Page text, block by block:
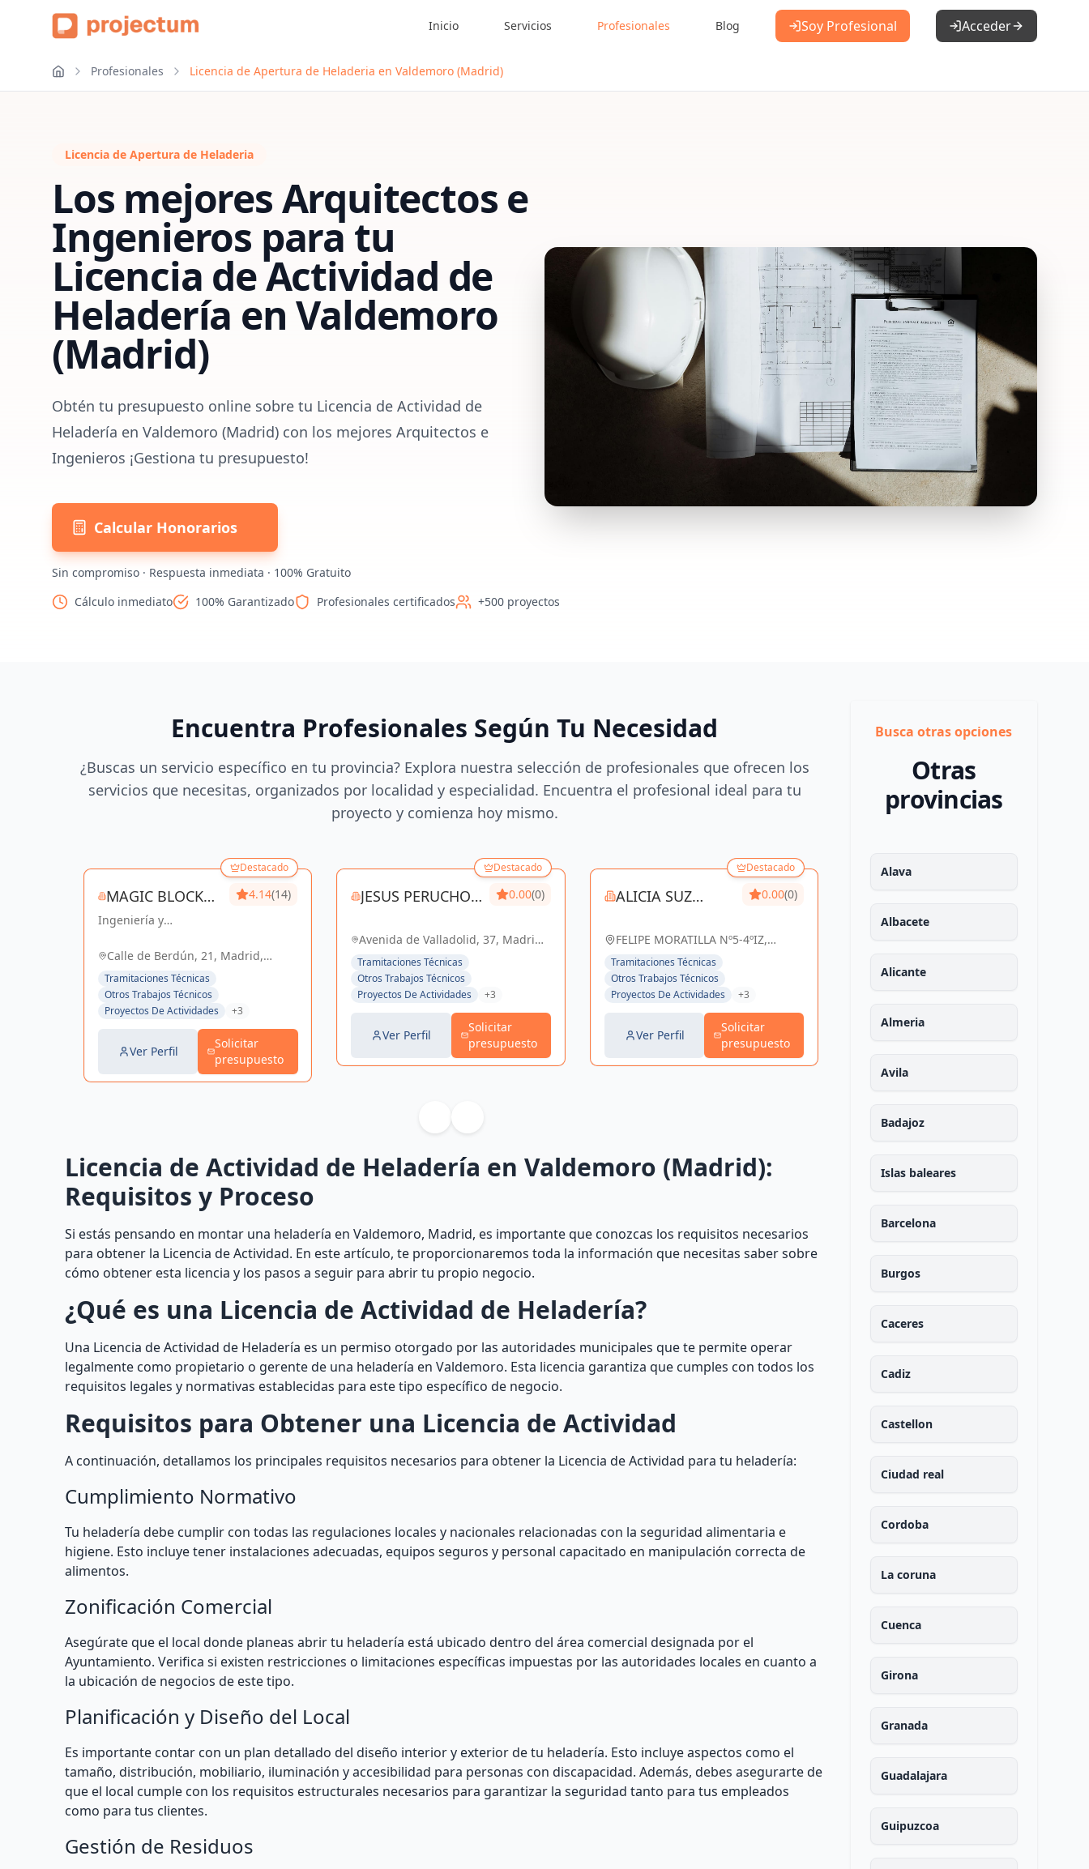
Inicio Servicios Profesionales Blog Soy Profesional Acceder
Profesionales Licencia de Apertura de Heladeria en Valdemoro (Madrid)
Licencia de Apertura de Heladeria
Los mejores Arquitectos e
Ingenieros para tu
Licencia de Actividad de
Heladería enValdemoro
(Madrid)
Obtén tu presupuesto online sobre tu Licencia de Actividad de
Heladería en Valdemoro (Madrid) con los mejores Arquitectos e
Ingenieros ¡Gestiona tu presupuesto!
Calcular Honorarios
Sin compromiso · Respuesta inmediata · 100% Gratuito
Cálculo inmediato
100% Garantizado Profesionales certificados +500 proyectos
Encuentra Profesionales Según Tu Necesidad
¿Buscas un servicio específico en tu provincia? Explora nuestra selección de profesionales que ofrecen los
servicios que necesitas, organizados por localidad y especialidad. Encuentra el profesional ideal para tu
proyecto y comienza hoy mismo.
Destacado
MAGIC BLOCK
ENGINEERS
Ingeniería y
calidad para un futuro
Sevilla La Nueva.
4.14(14)
Calle de Berdún, 21, Madrid,
España, España
Tramitaciones Técnicas
Otros Trabajos Técnicos
Proyectos De Actividades
+3
Ver Perfil
Solicitar
presupuesto
Destacado
JESUS PERUCHO
0.00(0)
Avenida de Valladolid, 37, Madrid,
España, España
Tramitaciones Técnicas
Otros Trabajos Técnicos
Proyectos De Actividades
+3
Ver Perfil
Solicitar
presupuesto
Destacado
ALICIA SUZ
0.00(0)
FELIPE MORATILLA Nº5-4ºIZ,
España
Tramitaciones Técnicas
Otros Trabajos Técnicos
Proyectos De Actividades
+3
Ver Perfil
Solicitar
presupuesto
ARQUITECTURA Y
DE ESPACIOS SL
Otros Trabajos Técnicos
Licencia de Actividad de Heladería en Valdemoro (Madrid):
Requisitos y Proceso
Si estás pensando en montar una heladería en Valdemoro, Madrid, es importante que conozcas los requisitos necesarios
para obtener la Licencia de Actividad. En este artículo, te proporcionaremos toda la información que necesitas saber sobre
cómo obtener esta licencia y los pasos a seguir para abrir tu propio negocio.
¿Qué es una Licencia de Actividad de Heladería?
Una Licencia de Actividad de Heladería es un permiso otorgado por las autoridades municipales que te permite operar
legalmente como propietario o gerente de una heladería en Valdemoro. Esta licencia garantiza que cumples con todos los
requisitos legales y normativas establecidas para este tipo específico de negocio.
Requisitos para Obtener una Licencia de Actividad
A continuación, detallamos los principales requisitos necesarios para obtener la Licencia de Actividad para tu heladería:
Cumplimiento Normativo
Tu heladería debe cumplir con todas las regulaciones locales y nacionales relacionadas con la seguridad alimentaria e
higiene. Esto incluye tener instalaciones adecuadas, equipos seguros y personal capacitado en manipulación correcta de
alimentos.
Zonificación Comercial
Asegúrate que el local donde planeas abrir tu heladería está ubicado dentro del área comercial designada por el
Ayuntamiento. Verifica si existen restricciones o limitaciones específicas impuestas por las autoridades locales en cuanto a
la ubicación de negocios de este tipo.
Planificación y Diseño del Local
Es importante contar con un plan detallado del diseño interior y exterior de tu heladería. Esto incluye aspectos como el
tamaño, distribución, mobiliario, iluminación y accesibilidad para personas con discapacidad. Además, debes asegurarte de
que el local cumple con los requisitos estructurales necesarios para garantizar la seguridad tanto para tus empleados
como para tus clientes.
Gestión de Residuos
Busca otras opciones
Otras
provincias
Alava
Albacete
Alicante
Almeria
Avila
Badajoz
Islas baleares
Barcelona
Burgos
Caceres
Cadiz
Castellon
Ciudad real
Cordoba
La coruna
Cuenca
Girona
Granada
Guadalajara
Guipuzcoa